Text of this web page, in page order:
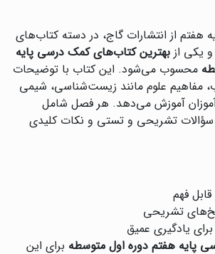
هفتم از انتشارات گاج، در دسته کتاب‌های
یکی از بهترین کتاب‌های کمک درسی پایه
محسوب می‌شود. این کتاب با توضیحات
مفاهیم علوم مانند زیست‌شناسی، شیمی
آموزش می‌دهد. هر فصل شامل
تشریحی و تستی و نکات کلیدی
فهم
تشریحی
برای یادگیری عمیق
پایه هفتم دوره اول متوسطه برای این